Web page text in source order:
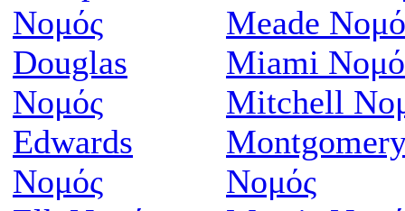
Νομός
Douglas
Νομός
Edwards
Νομός
Meade
Miami
Mitchell
Νομός